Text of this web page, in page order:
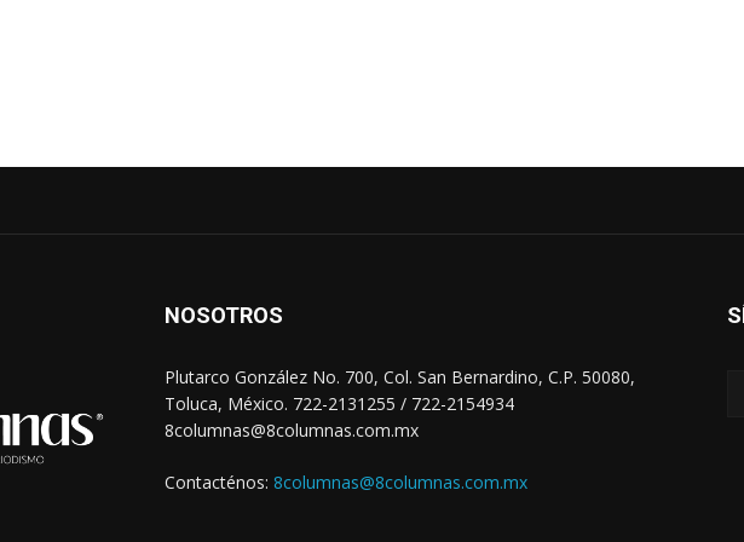
NOSOTROS
Plutarco González No. 700, Col. San Bernardino, C.P. 50080,
Toluca, México. 722-2131255 / 722-2154934
8columnas@8columnas.com.mx
Contacténos: 8columnas@8columnas.com.mx